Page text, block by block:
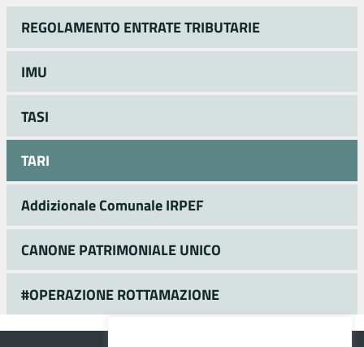
REGOLAMENTO ENTRATE TRIBUTARIE
IMU
TASI
TARI
Addizionale Comunale IRPEF
CANONE PATRIMONIALE UNICO
#OPERAZIONE ROTTAMAZIONE